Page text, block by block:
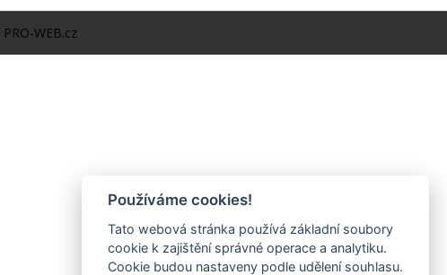
PRO-WEB.cz
Používáme cookies!
Tato webová stránka používá základní soubory
cookie k zajištění správné operace a analytiku.
Cookie budou nastaveny podle udělení souhlasu.